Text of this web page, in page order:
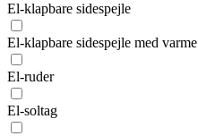
El-klapbare sidespejle
El-klapbare sidespejle med varme
El-ruder
El-soltag